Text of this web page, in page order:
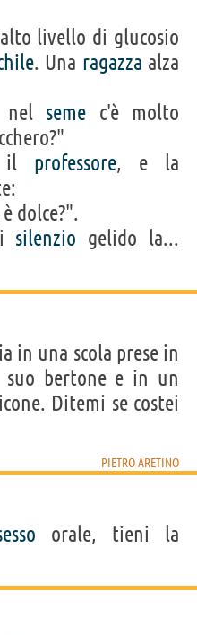
livello di glucosio
. Una ragazza alza
nel seme c'è molto
il professore, e la
dolce?".
silenzio gelido la...
in una scola prese in
bertone e in un
Ditemi se costei
PIETRO ARETINO
orale, tieni la